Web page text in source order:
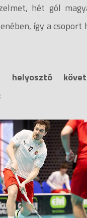
hét gól
így a csoport
helyosztó